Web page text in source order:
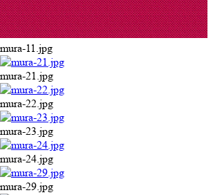
mura-11.jpg
mura-21.jpg
mura-22.jpg
mura-23.jpg
mura-24.jpg
mura-29.jpg